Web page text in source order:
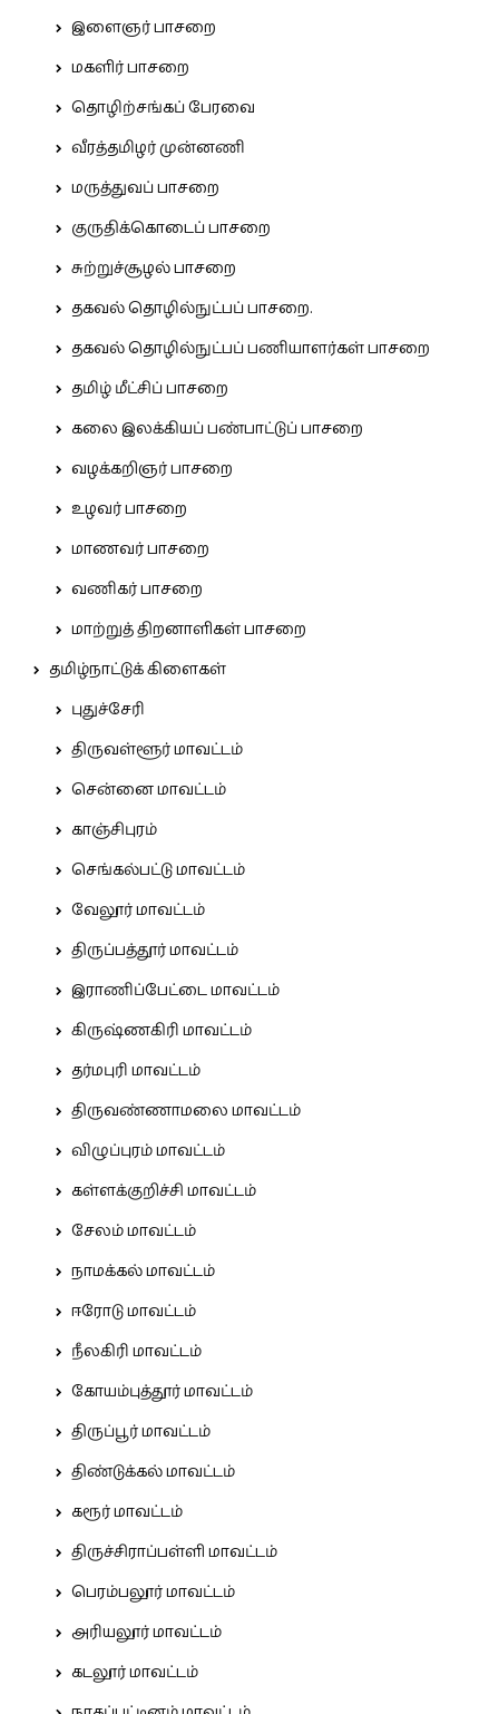
இளைஞர் பாசறை
மகளிர் பாசறை
தொழிற்சங்கப் பேரவை
வீரத்தமிழர் முன்னணி
மருத்துவப் பாசறை
குருதிக்கொடைப் பாசறை
சுற்றுச்சூழல் பாசறை
தகவல் தொழில்நுட்பப் பாசறை.
தகவல் தொழில்நுட்பப் பணியாளர்கள் பாசறை
தமிழ் மீட்சிப் பாசறை
கலை இலக்கியப் பண்பாட்டுப் பாசறை
வழக்கறிஞர் பாசறை
உழவர் பாசறை
மாணவர் பாசறை
வணிகர் பாசறை
மாற்றுத் திறனாளிகள் பாசறை
தமிழ்நாட்டுக் கிளைகள்
புதுச்சேரி
திருவள்ளூர் மாவட்டம்
சென்னை மாவட்டம்
காஞ்சிபுரம்
செங்கல்பட்டு மாவட்டம்
வேலூர் மாவட்டம்
திருப்பத்தூர் மாவட்டம்
இராணிப்பேட்டை மாவட்டம்
கிருஷ்ணகிரி மாவட்டம்
தர்மபுரி மாவட்டம்
திருவண்ணாமலை மாவட்டம்
விழுப்புரம் மாவட்டம்
கள்ளக்குறிச்சி மாவட்டம்
சேலம் மாவட்டம்
நாமக்கல் மாவட்டம்
ஈரோடு மாவட்டம்
நீலகிரி மாவட்டம்
கோயம்புத்தூர் மாவட்டம்
திருப்பூர் மாவட்டம்
திண்டுக்கல் மாவட்டம்
கரூர் மாவட்டம்
திருச்சிராப்பள்ளி மாவட்டம்
பெரம்பலூர் மாவட்டம்
அரியலூர் மாவட்டம்
கடலூர் மாவட்டம்